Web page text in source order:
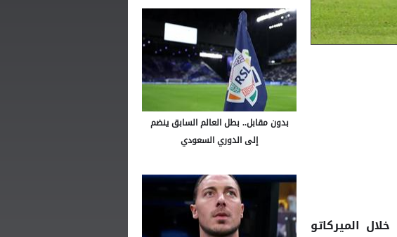
خلال الميركاتو
بدون مقابل.. بطل العالم السابق ينضم
إلى الدوري السعودي